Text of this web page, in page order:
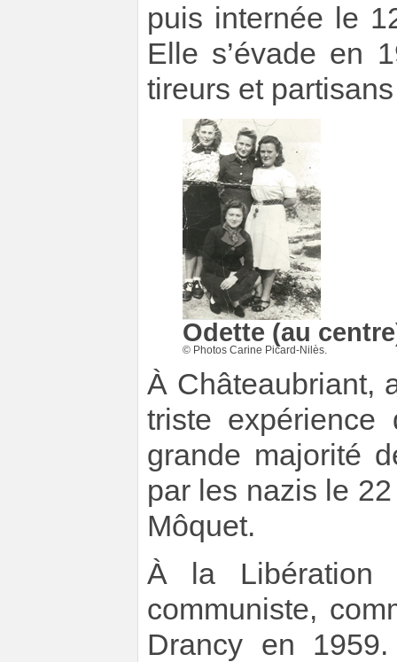
puis internée le
Elle s’évade en
tireurs et
Odette (au
© Photos Carine Picard-Nilès.
À Châteaubriant,
triste
grande majorité
par les nazis le
Môquet.
À la
communiste,
Drancy en